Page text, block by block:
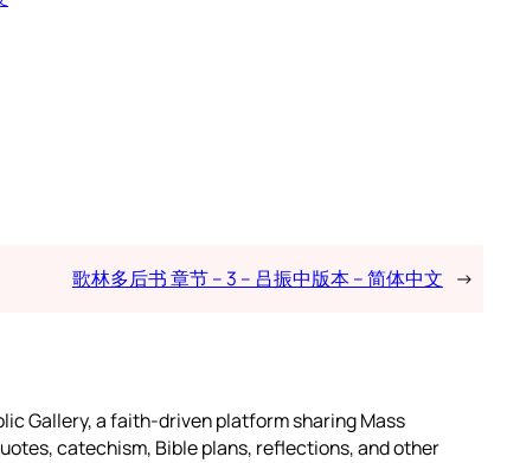
歌林多后书 章节 – 3 – 吕振中版本 – 简体中文 →
Gallery, a faith-driven platform sharing Mass
catechism, Bible plans, reflections, and other